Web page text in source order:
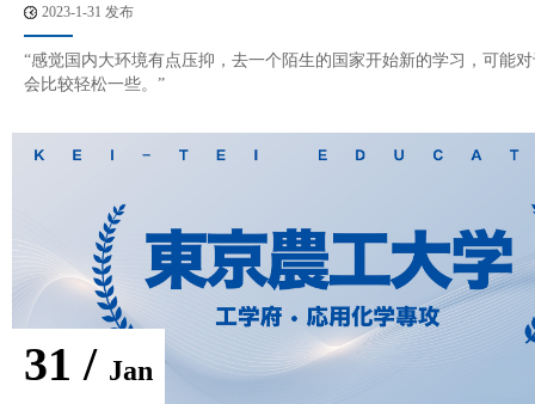
2023-1-31 发布
“感觉国内大环境有点压抑，去一个陌生的国家开始新的学习，可能
会比较轻松一些。”
31 / Jan